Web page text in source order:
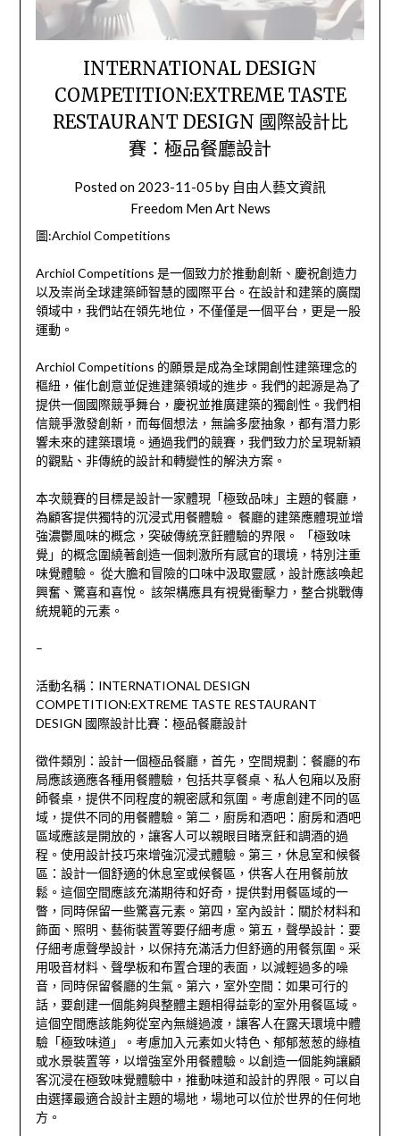
INTERNATIONAL DESIGN
COMPETITION:EXTREME TASTE
RESTAURANT DESIGN 國際設計比
賽：極品餐廳設計
Posted on 2023-11-05 by 自由人藝文資訊
Freedom Men Art News
圖:Archiol Competitions
Archiol Competitions 是一個致力於推動創新、慶祝創造力
以及崇尚全球建築師智慧的國際平台。在設計和建築的廣闊
領域中，我們站在領先地位，不僅僅是一個平台，更是一股
運動。
Archiol Competitions 的願景是成為全球開創性建築理念的
樞紐，催化創意並促進建築領域的進步。我們的起源是為了
提供一個國際競爭舞台，慶祝並推廣建築的獨創性。我們相
信競爭激發創新，而每個想法，無論多麼抽象，都有潛力影
響未來的建築環境。通過我們的競賽，我們致力於呈現新穎
的觀點、非傳統的設計和轉變性的解決方案。
本次競賽的目標是設計一家體現「極致品味」主題的餐廳，
為顧客提供獨特的沉浸式用餐體驗。 餐廳的建築應體現並增
強濃鬱風味的概念，突破傳統烹飪體驗的界限。 「極致味
覺」的概念圍繞著創造一個刺激所有感官的環境，特別注重
味覺體驗。 從大膽和冒險的口味中汲取靈感，設計應該喚起
興奮、驚喜和喜悅。 該架構應具有視覺衝擊力，整合挑戰傳
統規範的元素。
–
活動名稱：INTERNATIONAL DESIGN
COMPETITION:EXTREME TASTE RESTAURANT
DESIGN 國際設計比賽：極品餐廳設計
徵件類別：設計一個極品餐廳，首先，空間規劃：餐廳的布
局應該適應各種用餐體驗，包括共享餐桌、私人包廂以及廚
師餐桌，提供不同程度的親密感和氛圍。考慮創建不同的區
域，提供不同的用餐體驗。第二，廚房和酒吧：廚房和酒吧
區域應該是開放的，讓客人可以親眼目睹烹飪和調酒的過
程。使用設計技巧來增強沉浸式體驗。第三，休息室和候餐
區：設計一個舒適的休息室或候餐區，供客人在用餐前放
鬆。這個空間應該充滿期待和好奇，提供對用餐區域的一
瞥，同時保留一些驚喜元素。第四，室內設計：關於材料和
飾面、照明、藝術裝置等要仔細考慮。第五，聲學設計：要
仔細考慮聲學設計，以保持充滿活力但舒適的用餐氛圍。采
用吸音材料、聲學板和布置合理的表面，以減輕過多的噪
音，同時保留餐廳的生氣。第六，室外空間：如果可行的
話，要創建一個能夠與整體主題相得益彰的室外用餐區域。
這個空間應該能夠從室內無縫過渡，讓客人在露天環境中體
驗「極致味道」。考慮加入元素如火特色、郁郁葱葱的綠植
或水景裝置等，以增強室外用餐體驗。以創造一個能夠讓顧
客沉浸在極致味覺體驗中，推動味道和設計的界限。可以自
由選擇最適合設計主題的場地，場地可以位於世界的任何地
方。